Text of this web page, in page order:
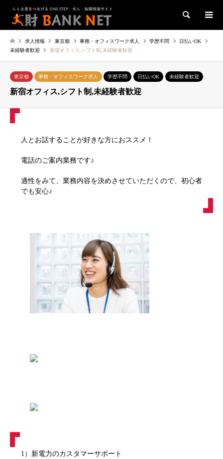
検索
求人情報 東京都 事務・オフィスワーク求人 学歴不問
日払いOK
未経験者歓迎
新宿オフィス,シフト制,未経験者歓迎
東京都 事務・オフィスワーク求人 学歴不問 日払いOK 未経験者歓迎
新宿オフィス,シフト制,未経験者歓迎
人とお話することが好きな方におススメ！
電話のご案内業務です♪
適性をみて、業務内容を決めさせていただくので、初心者
でも安心♪
1）新電力のカスタマーサポート